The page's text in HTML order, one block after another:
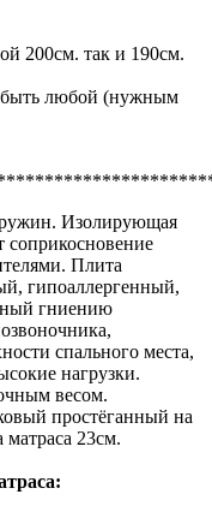
200см. так и 190см.
быть любой (нужным
Изолирующая
соприкосновение
Плита
гипоаллергенный,
гниению
спального места,
нагрузки.
весом.
простёганный на
23см.